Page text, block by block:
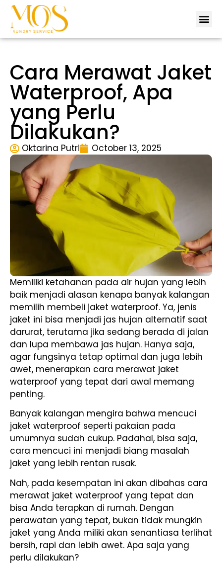
Cara Merawat Jaket
Waterproof, Apa
yang Perlu
Dilakukan?
Oktarina Putri October 13, 2025
Memiliki ketahanan pada air hujan yang lebih
baik menjadi alasan kenapa banyak kalangan
memilih membeli jaket waterproof. Ya, jenis
jaket ini bisa menjadi jas hujan alternatif saat
darurat, terutama jika sedang berada di jalan
dan lupa membawa jas hujan. Hanya saja,
agar fungsinya tetap optimal dan juga lebih
awet, menerapkan cara merawat jaket
waterproof yang tepat dari awal memang
penting.
Banyak kalangan mengira bahwa mencuci
jaket waterproof seperti pakaian pada
umumnya sudah cukup. Padahal, bisa saja,
cara mencuci ini menjadi biang masalah
jaket yang lebih rentan rusak.
Nah, pada kesempatan ini akan dibahas cara
merawat jaket waterproof yang tepat dan
bisa Anda terapkan di rumah. Dengan
perawatan yang tepat, bukan tidak mungkin
jaket yang Anda miliki akan senantiasa terlihat
bersih, rapi dan lebih awet. Apa saja yang
perlu dilakukan?